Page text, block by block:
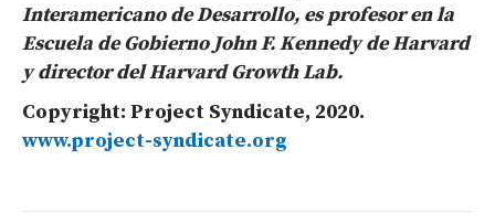
Interamericano de Desarrollo, es profesor en la
Escuela de Gobierno John F. Kennedy de Harvard
y director del Harvard Growth Lab.
Copyright: Project Syndicate, 2020.
www.project-syndicate.org